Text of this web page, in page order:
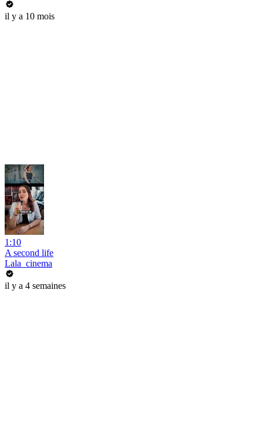
il y a 10 mois
1:10
A second life
Lala_cinema
il y a 4 semaines